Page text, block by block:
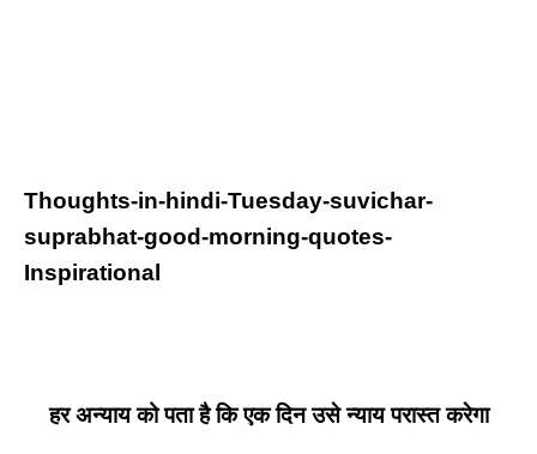
Thoughts-in-hindi-Tuesday-suvichar-
suprabhat-good-morning-quotes-
Inspirational
हर अन्याय को पता है कि एक दिन उसे न्याय परास्त करेगा